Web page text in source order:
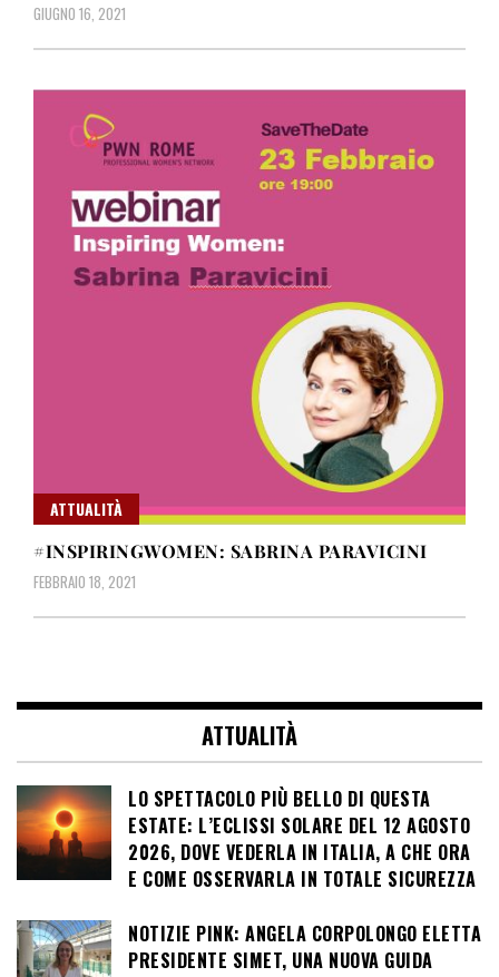
GIUGNO 16, 2021
ATTUALITÀ
#INSPIRINGWOMEN: SABRINA PARAVICINI
FEBBRAIO 18, 2021
ATTUALITÀ
LO SPETTACOLO PIÙ BELLO DI QUESTA
ESTATE: L’ECLISSI SOLARE DEL 12 AGOSTO
2026, DOVE VEDERLA IN ITALIA, A CHE ORA
E COME OSSERVARLA IN TOTALE SICUREZZA
NOTIZIE PINK: ANGELA CORPOLONGO ELETTA
PRESIDENTE SIMET, UNA NUOVA GUIDA